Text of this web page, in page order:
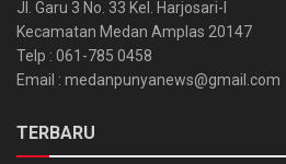
Jl. Garu 3 No. 33 Kel. Harjosari-I
Kecamatan Medan Amplas 20147
Telp : 061-785 0458
Email : medanpunyanews@gmail.com
TERBARU